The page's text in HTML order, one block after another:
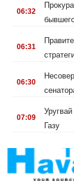
06:32
06:31
06:30
07:09
Газу